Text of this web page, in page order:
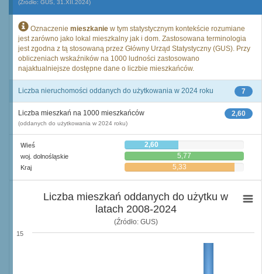
(Źródło: GUS, 31.XII.2024)
Oznaczenie mieszkanie w tym statystycznym kontekście rozumiane
jest zarówno jako lokal mieszkalny jak i dom. Zastosowana terminologia
jest zgodna z tą stosowaną przez Główny Urząd Statystyczny (GUS). Przy
obliczeniach wskaźników na 1000 ludności zastosowano
najaktualniejsze dostępne dane o liczbie mieszkańców.
7
Liczba nieruchomości oddanych do użytkowania w 2024 roku
2,60
Liczba mieszkań na 1000 mieszkańców
(oddanych do użytkowania w 2024 roku)
Wieś 2,60
woj. dolnośląskie 5,77
Kraj 5,33
Liczba mieszkań oddanych do użytku w
latach 2008-2024
(Źródło: GUS)
15